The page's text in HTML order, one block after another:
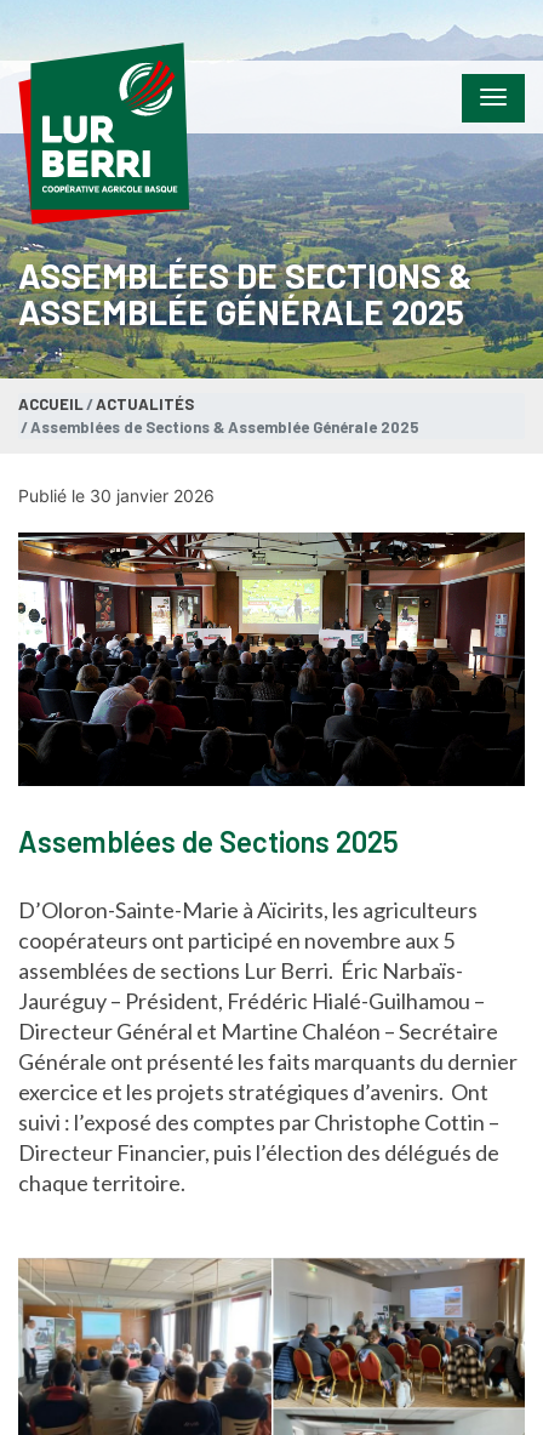
Menu
ASSEMBLÉES DE SECTIONS &
ASSEMBLÉE GÉNÉRALE 2025
ACCUEIL
ACTUALITÉS
Assemblées de Sections & Assemblée Générale 2025
Publié le 30 janvier 2026
Assemblées de Sections 2025
D’Oloron-Sainte-Marie à Aïcirits, les agriculteurs
coopérateurs ont participé en novembre aux 5
assemblées de sections Lur Berri. Éric Narbaïs-
Jauréguy – Président, Frédéric Hialé-Guilhamou –
Directeur Général et Martine Chaléon – Secrétaire
Générale ont présenté les faits marquants du dernier
exercice et les projets stratégiques d’avenirs. Ont
suivi : l’exposé des comptes par Christophe Cottin –
Directeur Financier, puis l’élection des délégués de
chaque territoire.